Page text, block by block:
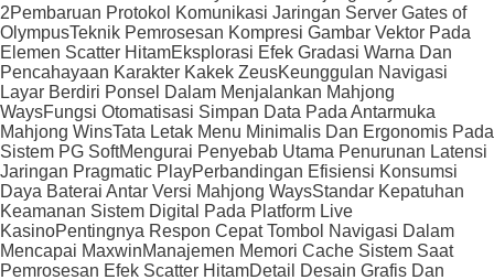
2Pembaruan Protokol Komunikasi Jaringan Server Gates of
OlympusTeknik Pemrosesan Kompresi Gambar Vektor Pada
Elemen Scatter HitamEksplorasi Efek Gradasi Warna Dan
Pencahayaan Karakter Kakek ZeusKeunggulan Navigasi
Layar Berdiri Ponsel Dalam Menjalankan Mahjong
WaysFungsi Otomatisasi Simpan Data Pada Antarmuka
Mahjong WinsTata Letak Menu Minimalis Dan Ergonomis Pada
Sistem PG SoftMengurai Penyebab Utama Penurunan Latensi
Jaringan Pragmatic PlayPerbandingan Efisiensi Konsumsi
Daya Baterai Antar Versi Mahjong WaysStandar Kepatuhan
Keamanan Sistem Digital Pada Platform Live
KasinoPentingnya Respon Cepat Tombol Navigasi Dalam
Mencapai MaxwinManajemen Memori Cache Sistem Saat
Pemrosesan Efek Scatter HitamDetail Desain Grafis Dan